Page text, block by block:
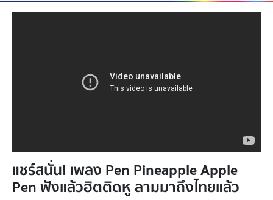
แชร์สนั่น! เพลง Pen Pineapple Apple
Pen ฟังแล้วฮิตติดหู ลามมาถึงไทยแล้ว